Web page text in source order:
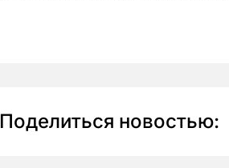
Поделиться новостью: